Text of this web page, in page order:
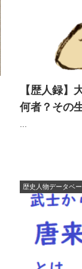
【歴人録】
何者？その
歴史人物データベー